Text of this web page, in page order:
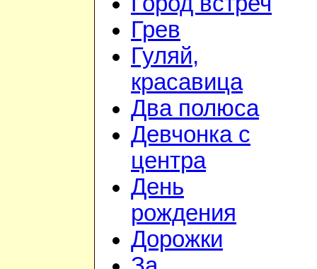
Грев
Гуляй,
красавица
Два полюса
Девчонка с
центра
День
рождения
Дорожки